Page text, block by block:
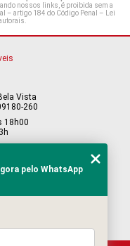
nossos links, é proibida sem a
– artigo 184 do Código Penal – Lei
.
Vista
260
18h00
(11) 4901-6045
pelo WhatsApp